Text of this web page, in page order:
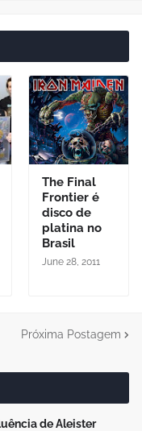
The Final
Frontier é
disco de
platina no
Brasil
June 28, 2011
Próxima Postagem
de Aleister